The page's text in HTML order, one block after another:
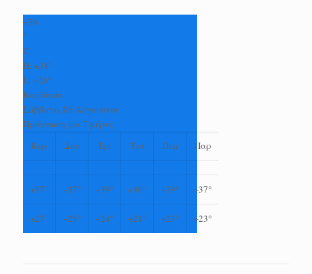
+36
°
C
H: +38°
L: +26°
Καρδίτσα
Σάββατο, 08 Αύγουστος
Πρόγνωση για 7 μέρες
Κυρ
Δευ Τρι Τετ Πεμ Παρ
+37° +37° +39° +40° +39° +37°
+27° +25° +24° +24° +23° +23°